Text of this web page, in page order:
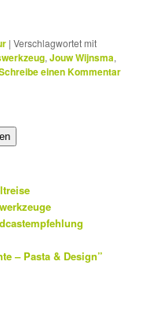
|Verschlagwortet mit
,Jouw Wijnsma,
einen Kommentar
– Pasta & Design”